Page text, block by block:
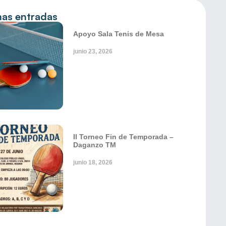
entradas
Apoyo Sala Tenis de Mesa
junio 23, 2026
II Torneo Fin de Temporada –
Daganzo TM
junio 18, 2026